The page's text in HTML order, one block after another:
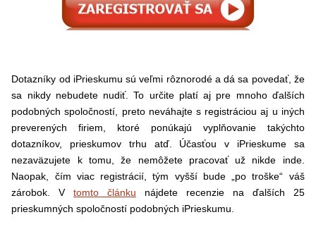
Dotazníky od iPrieskumu sú veľmi rôznorodé a dá sa povedať, že
sa nikdy nebudete nudiť. To určite platí aj pre mnoho ďalších
podobných spoločností, preto neváhajte s registráciou aj u iných
preverených firiem, ktoré ponúkajú vyplňovanie takýchto
dotazníkov, prieskumov trhu atď. Účasťou v iPrieskume sa
nezaväzujete k tomu, že nemôžete pracovať už nikde inde.
Naopak, čím viac registrácií, tým vyšší bude „po troške“ váš
zárobok. Vtomto článku nájdete recenzie na ďalších 25
prieskumných spoločností podobných iPrieskumu.